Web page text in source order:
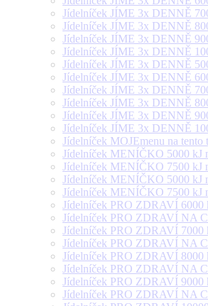
Jídelníček JÍME 3x DENNĚ
Jídelníček JÍME 3x DENNĚ
Jídelníček JÍME 3x DENNĚ
Jídelníček JÍME 3x DENNĚ
Jídelníček JÍME 3x DENNĚ
Jídelníček JÍME 3x DENNĚ
Jídelníček JÍME 3x DENNĚ
Jídelníček JÍME 3x DENNĚ
Jídelníček JÍME 3x DENNĚ
Jídelníček JÍME 3x DENNĚ
Jídelníček MOJEmenu na tento
Jídelníček MENÍČKO 5000 kJ
Jídelníček MENÍČKO 7500 kJ
Jídelníček MENÍČKO 5000 kJ
Jídelníček MENÍČKO 7500 kJ
Jídelníček PRO ZDRAVÍ 6000
Jídelníček PRO ZDRAVÍ NA
Jídelníček PRO ZDRAVÍ 7000
Jídelníček PRO ZDRAVÍ NA
Jídelníček PRO ZDRAVÍ 8000
Jídelníček PRO ZDRAVÍ NA
Jídelníček PRO ZDRAVÍ 9000
Jídelníček PRO ZDRAVÍ NA